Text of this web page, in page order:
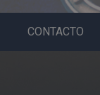
CONTACTO